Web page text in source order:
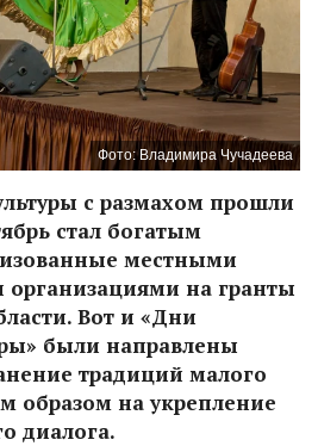
Фото: Владимира Чучадеева
с размахом прошли
стал богатым
местными
на гранты
Вот и «Дни
были направлены
традиций малого
образом на укрепление
диалога.